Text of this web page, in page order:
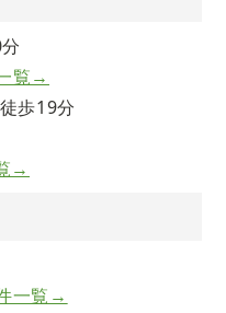
覧→
歩19分
→
一覧→